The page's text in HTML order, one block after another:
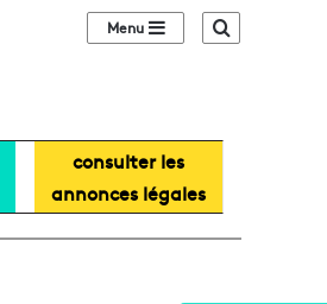
Sidebar (barre
consulter les
annonces légales